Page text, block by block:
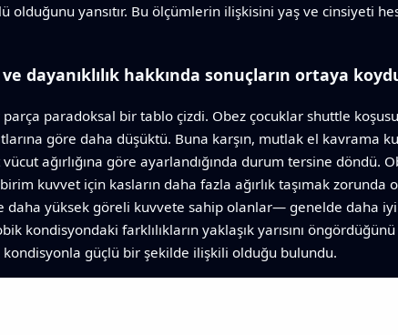
olduğunu yansıtır. Bu ölçümlerin ilişkisini yaş ve cinsiyeti
dayanıklılık hakkında sonuçların ortaya
paradoksal bir tablo çizdi. Obez çocuklar shuttle
göre daha düşüktü. Buna karşın, mutlak el kavrama
ağırlığına göre ayarlandığında durum tersine döndü.
kuvvet için kasların daha fazla ağırlık taşımak
yüksek göreli kuvvete sahip olanlar— genelde daha iyi
kondisyondaki farklılıkların yaklaşık yarısını
kondisyonla güçlü bir şekilde ilişkili olduğu bulundu.